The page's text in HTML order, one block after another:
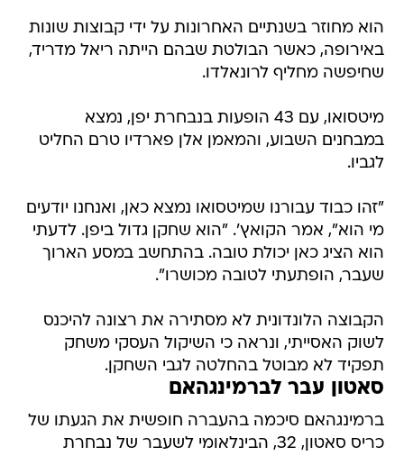
הוא מחוזר בשנתיים האחרונות על ידי קבוצות שונות
באירופה, כאשר הבולטת שבהם הייתה ריאל מדריד,
שחיפשה מחליף לרונאלדו.
מיטסואו, עם 43 הופעות בנבחרת יפן, נמצא
במבחנים השבוע, והמאמן אלן פארדיו טרם החליט
לגביו.
"זהו כבוד עבורנו שמיטסואו נמצא כאן, ואנחנו יודעים
מי הוא", אמר הקואץ'. "הוא שחקן גדול ביפן. לדעתי
הוא הציג כאן יכולת טובה. בהתחשב במסע הארוך
שעבר, הופתעתי לטובה מכושרו".
הקבוצה הלונדונית לא מסתירה את רצונה להיכנס
לשוק האסייתי, ונראה כי השיקול העסקי משחק
תפקיד לא מבוטל בהחלטה לגבי השחקן.
סאטון עבר לברמינגהאם
ברמינגהאם סיכמה בהעברה חופשית את הגעתו של
כריס סאטון, 32, הבינלאומי לשעבר של נבחרת